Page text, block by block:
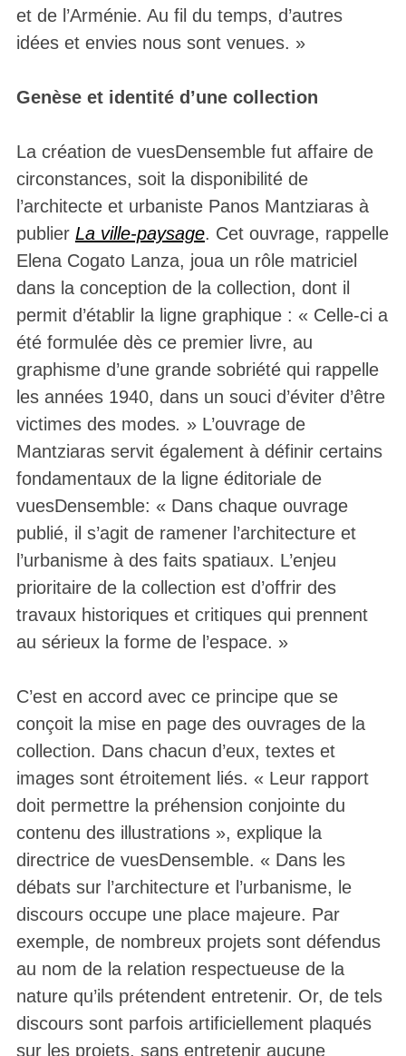
et de l’Arménie. Au fil du temps, d’autres
idées et envies nous sont venues. »
Genèse et identité d’une collection
La création de vuesDensemble fut affaire de
circonstances, soit la disponibilité de
l’architecte et urbaniste Panos Mantziaras à
publier La ville-paysage. Cet ouvrage, rappelle
Elena Cogato Lanza, joua un rôle matriciel
dans la conception de la collection, dont il
permit d’établir la ligne graphique : « Celle-ci a
été formulée dès ce premier livre, au
graphisme d’une grande sobriété qui rappelle
les années 1940, dans un souci d’éviter d’être
victimes des modes. » L’ouvrage de
Mantziaras servit également à définir certains
fondamentaux de la ligne éditoriale de
vuesDensemble: « Dans chaque ouvrage
publié, il s’agit de ramener l’architecture et
l’urbanisme à des faits spatiaux. L’enjeu
prioritaire de la collection est d’offrir des
travaux historiques et critiques qui prennent
au sérieux la forme de l’espace. »
C’est en accord avec ce principe que se
conçoit la mise en page des ouvrages de la
collection. Dans chacun d’eux, textes et
images sont étroitement liés. « Leur rapport
doit permettre la préhension conjointe du
contenu des illustrations », explique la
directrice de vuesDensemble. « Dans les
débats sur l’architecture et l’urbanisme, le
discours occupe une place majeure. Par
exemple, de nombreux projets sont défendus
au nom de la relation respectueuse de la
nature qu’ils prétendent entretenir. Or, de tels
discours sont parfois artificiellement plaqués
sur les projets, sans entretenir aucune